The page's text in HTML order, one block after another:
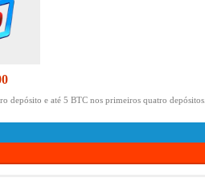
depósito e até 5 BTC nos primeiros quatro depósitos.